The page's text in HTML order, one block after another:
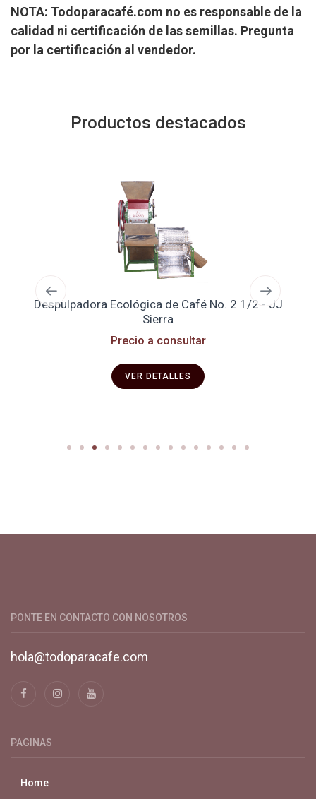
NOTA: Todoparacafé.com no es responsable de la
calidad ni certificación de las semillas. Pregunta
por la certificación al vendedor.
Productos destacados
Despulpadora Ecológica de Café No. 2 1/2 - JJ
Sierra
Precio a consultar
VER DETALLES
PONTE EN CONTACTO CON NOSOTROS
hola@todoparacafe.com
PAGINAS
Home